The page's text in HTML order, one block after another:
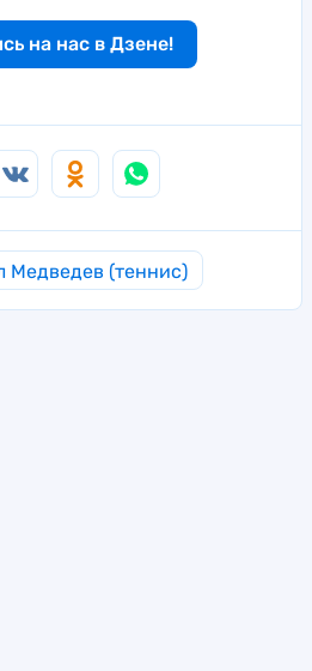
на нас в Дзене!
Медведев (теннис)